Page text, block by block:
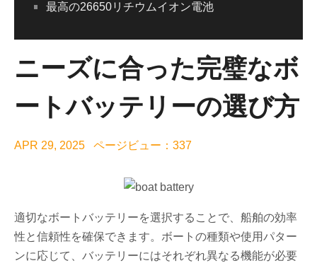
最高の26650リチウムイオン電池
ニーズに合った完璧なボ
ートバッテリーの選び方
APR 29, 2025 ページビュー：337
適切なボートバッテリーを選択することで、船舶の効率
性と信頼性を確保できます。ボートの種類や使用パター
ンに応じて、バッテリーにはそれぞれ異なる機能が必要